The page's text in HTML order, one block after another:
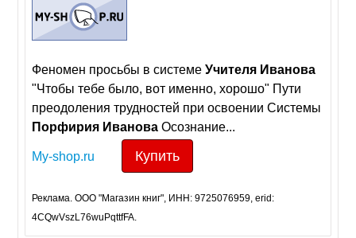
Феномен просьбы в системеУчителя Иванова
"Чтобы тебе было, вот именно, хорошо" Пути
преодоления трудностей при освоении Системы
Порфирия Иванова Осознание...
My-shop.ru Купить
Реклама. ООО "Магазин книг", ИНН: 9725076959, erid:
4CQwVszL76wuPqttfFA.